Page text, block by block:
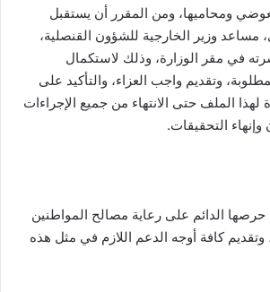
ومحاميها، ومن المقرر أن يستقبل
مساعد وزير الخارجية للشؤون القنصلية،
في مقر الوزارة، وذلك لاستكمال
وتقديم واجب العزاء، والتأكيد على
لهذا الملف حتى الانتهاء من جميع الإجراءات
وإنهاء التحقيقات.
حرصها الدائم على رعاية مصالح المواطنين
كافة أوجه الدعم اللازم في مثل هذه